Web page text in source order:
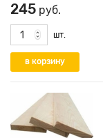
245 руб.
шт.